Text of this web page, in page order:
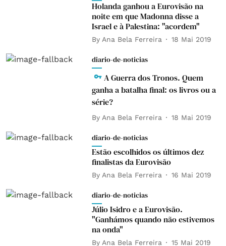
Holanda ganhou a Eurovisão na
noite em que Madonna disse a
Israel e à Palestina: "acordem"
By Ana Bela Ferreira 18 Mai 2019
diario-de-noticias
A Guerra dos Tronos. Quem
ganha a batalha final: os livros ou a
série?
By Ana Bela Ferreira 18 Mai 2019
diario-de-noticias
Estão escolhidos os últimos dez
finalistas da Eurovisão
By Ana Bela Ferreira 16 Mai 2019
diario-de-noticias
Júlio Isidro e a Eurovisão.
"Ganhámos quando não estivemos
na onda"
By Ana Bela Ferreira 15 Mai 2019